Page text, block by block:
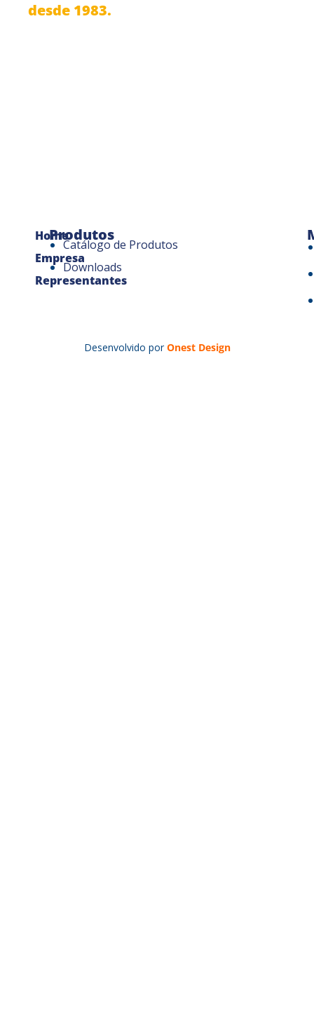
desde 1983.
Home
Empresa
Representantes
Produtos
Catálogo de Produtos
Downloads
Desenvolvido por Onest Design